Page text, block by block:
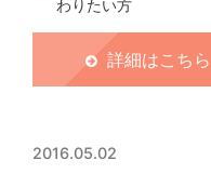
わりたい方
詳細はこちら
2016.05.02